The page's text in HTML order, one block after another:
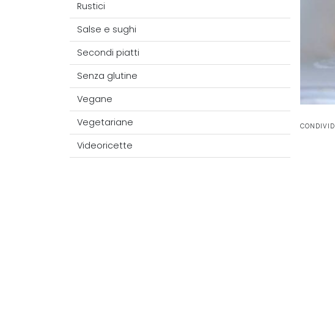
Rustici
Salse e sughi
Secondi piatti
Senza glutine
Vegane
Vegetariane
Videoricette
CONDIVIDI